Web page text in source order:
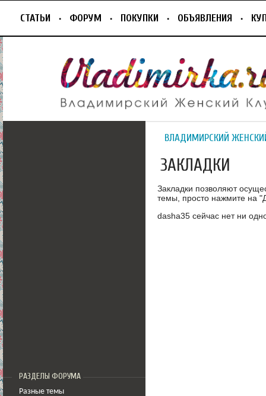
СТАТЬИ ФОРУМ ПОКУПКИ ОБЪЯВЛЕНИЯ
РАЗДЕЛЫ ФОРУМА
Разные темы
ВЛАДИМИРСКИЙ
ЗАКЛАДКИ
Закладки позволяют
темы, просто нажмите на
dasha35 сейчас нет ни